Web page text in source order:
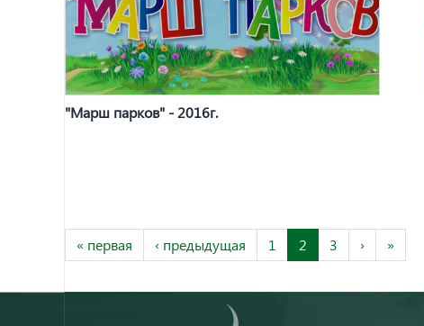
"Марш парков" - 2016г.
« первая ‹ предыдущая 1 2 3 › »